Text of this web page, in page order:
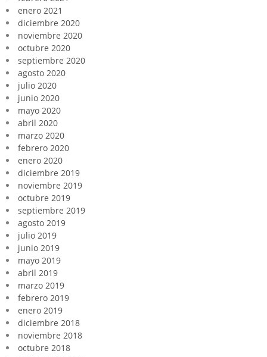
enero 2021
diciembre 2020
noviembre 2020
octubre 2020
septiembre 2020
agosto 2020
julio 2020
junio 2020
mayo 2020
abril 2020
marzo 2020
febrero 2020
enero 2020
diciembre 2019
noviembre 2019
octubre 2019
septiembre 2019
agosto 2019
julio 2019
junio 2019
mayo 2019
abril 2019
marzo 2019
febrero 2019
enero 2019
diciembre 2018
noviembre 2018
octubre 2018